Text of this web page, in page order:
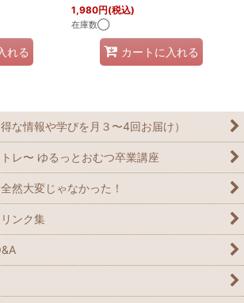
れる
1,980円(税込)
在庫数◯
カートに入れる
な情報や学びを月３〜4回お届け）
レ〜 ゆるっとおむつ卒業講座
然大変じゃなかった！
ンク集